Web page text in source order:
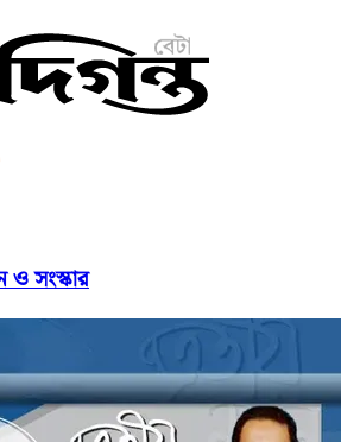
ও সংস্কার